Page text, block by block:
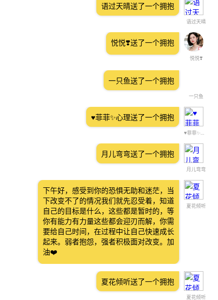
语过天晴
语过天晴送了一个拥抱
悦悦❣️
悦悦❣️送了一个拥抱
一只鱼
一只鱼送了一个拥抱
♥菲菲✨心理
♥菲菲✨心理送了一个拥抱
月儿弯弯
月儿弯弯送了一个拥抱
夏花倾听
下午好，感受到你的恐惧无助和迷茫，当
下改变不了的情况我们就先忍受着，知道
自己的目标是什么，这些都是暂时的，等
你有能力有力量这些都会迎刃而解，你需
要给自己时间，在过程中让自己快速成长
起来。弱者抱怨，强者积极面对改变。加
油❤️
夏花倾听
夏花倾听送了一个拥抱